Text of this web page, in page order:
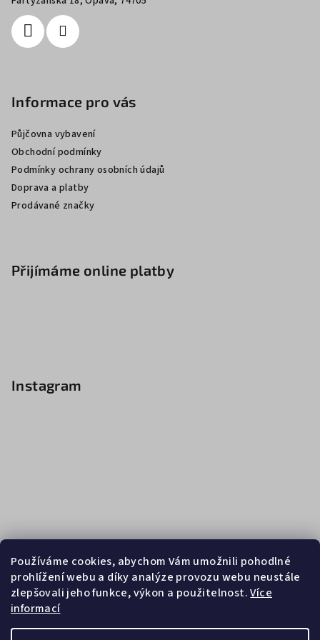
Používáme cookies, abychom Vám umožnili pohodlné
prohlížení webu a díky analýze provozu webu neustále
zlepšovali jeho funkce, výkon a použitelnost.Více
informací
Informace pro vás
Půjčovna vybavení
Obchodní podmínky
Podmínky ochrany osobních údajů
Doprava a platby
Prodávané značky
Přijímáme online platby
Instagram